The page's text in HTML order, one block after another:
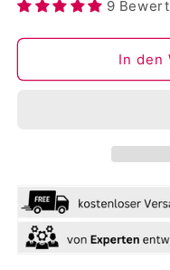
Menge
9
In den